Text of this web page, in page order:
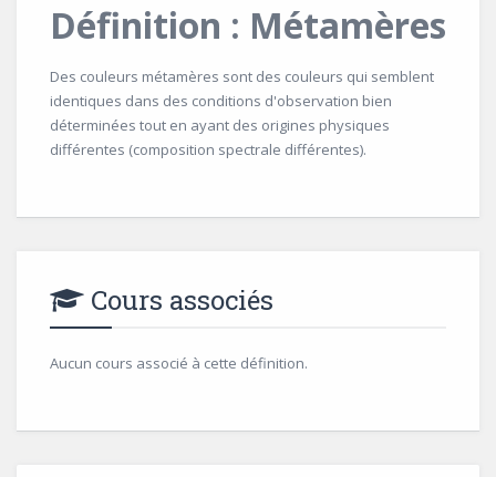
Définition : Métamères
Des couleurs métamères sont des couleurs qui semblent
identiques dans des conditions d'observation bien
déterminées tout en ayant des origines physiques
différentes (composition spectrale différentes).
Cours associés
Aucun cours associé à cette définition.